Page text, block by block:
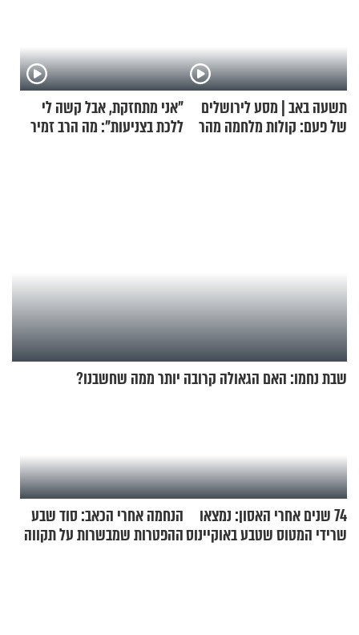
תשעה באב | מסע לירושלים
של פעם: קולות מלחמה מהר
"אני מתחזקת, אבל קשה לי
ללכת בצניעות": מה הרב זמיר
שבת נחמו: האם הגאולה קרובה יותר ממה שחשבנו?
74 שנים אחרי האסון: נמצאו
שרידי המטוס שטבע באוקיינוס
הנחמה אחרי הכאב: סוד שבע
ההפטרות שמבשרות על תקווה